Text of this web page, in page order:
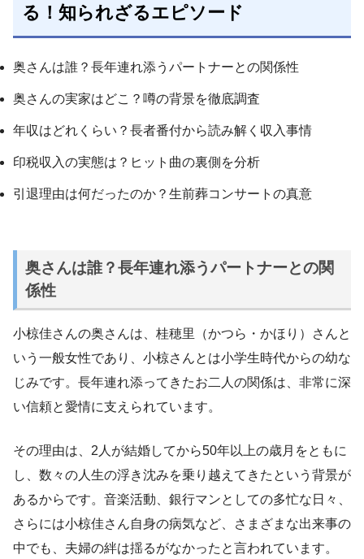
る！知られざるエピソード
奥さんは誰？長年連れ添うパートナーとの関係性
奥さんの実家はどこ？噂の背景を徹底調査
年収はどれくらい？長者番付から読み解く収入事情
印税収入の実態は？ヒット曲の裏側を分析
引退理由は何だったのか？生前葬コンサートの真意
奥さんは誰？長年連れ添うパートナーとの関
係性
小椋佳さんの奥さんは、桂穂里（かつら・かほり）さんと
いう一般女性であり、小椋さんとは小学生時代からの幼な
じみです。長年連れ添ってきたお二人の関係は、非常に深
い信頼と愛情に支えられています。
その理由は、2人が結婚してから50年以上の歳月をともに
し、数々の人生の浮き沈みを乗り越えてきたという背景が
あるからです。音楽活動、銀行マンとしての多忙な日々、
さらには小椋佳さん自身の病気など、さまざまな出来事の
中でも、夫婦の絆は揺るがなかったと言われています。